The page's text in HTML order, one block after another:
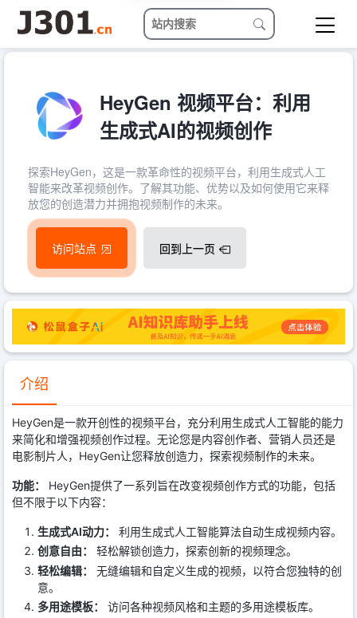
HeyGen 视频平台：利用
生成式AI的视频创作
探索HeyGen，这是一款革命性的视频平台，利用生成式人工
智能来改革视频创作。了解其功能、优势以及如何使用它来释
放您的创造潜力并拥抱视频制作的未来。
访问站点 回到上一页
介绍
HeyGen是一款开创性的视频平台，充分利用生成式人工智能的能力
来简化和增强视频创作过程。无论您是内容创作者、营销人员还是
电影制片人，HeyGen让您释放创造力，探索视频制作的未来。
功能：
HeyGen提供了一系列旨在改变视频创作方式的功能，包括
但不限于以下内容：
生成式AI动力：
利用生成式人工智能算法自动生成视频内容。
创意自由：
轻松解锁创造力，探索创新的视频理念。
轻松编辑：
无缝编辑和自定义生成的视频，以符合您独特的创
意。
多用途模板：
访问各种视频风格和主题的多用途模板库。